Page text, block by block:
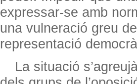
expressar-se amb
una vulneració greu
representació
La situació